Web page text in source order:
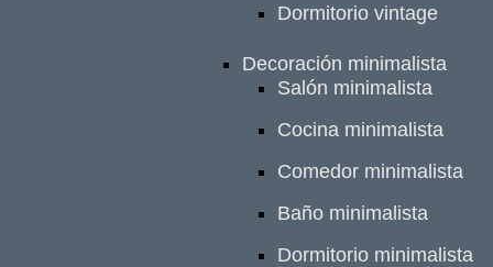
Dormitorio vintage
Decoración minimalista
Salón minimalista
Cocina minimalista
Comedor minimalista
Baño minimalista
Dormitorio minimalista